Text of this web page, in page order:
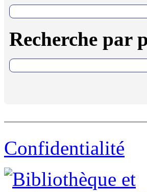
Recherche par
Confidentialité